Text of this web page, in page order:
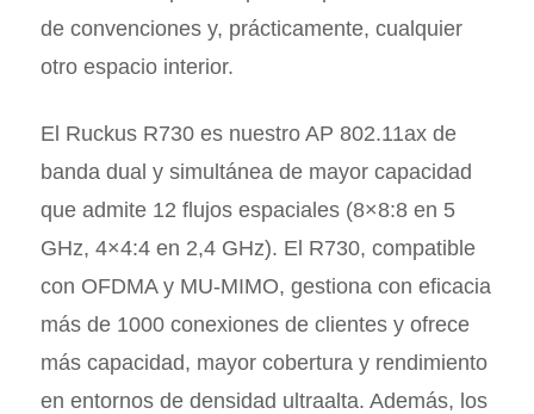
de convenciones y, prácticamente, cualquier
otro espacio interior.
El Ruckus R730 es nuestro AP 802.11ax de
banda dual y simultánea de mayor capacidad
que admite 12 flujos espaciales (8×8:8 en 5
GHz, 4×4:4 en 2,4 GHz). El R730, compatible
con OFDMA y MU-MIMO, gestiona con eficacia
más de 1000 conexiones de clientes y ofrece
más capacidad, mayor cobertura y rendimiento
en entornos de densidad ultraalta. Además, los